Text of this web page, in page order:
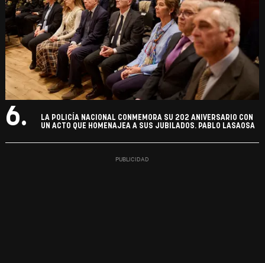
6.
LA POLICÍA NACIONAL CONMEMORA SU 202 ANIVERSARIO CON
UN ACTO QUE HOMENAJEA A SUS JUBILADOS. PABLO LASAOSA